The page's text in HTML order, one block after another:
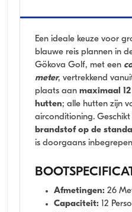
Een ideale keuze voor
blauwe reis plannen in
Gökova Golf, met een
meter, vertrekkend
plaats aan maximaal
hutten; alle hutten zijn
airconditioning.
brandstof op de
is doorgaans
Afmetingen: 26
Capaciteit: 12